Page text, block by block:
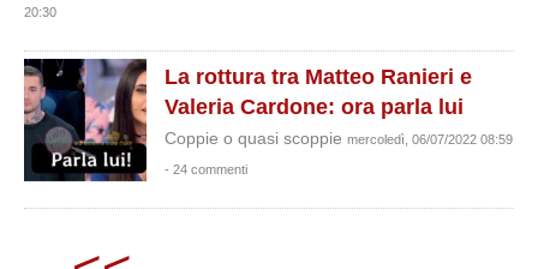
20:30
La rottura tra Matteo Ranieri e
Valeria Cardone: ora parla lui
Coppie o quasi scoppie mercoledì, 06/07/2022 08:59
- 24 commenti